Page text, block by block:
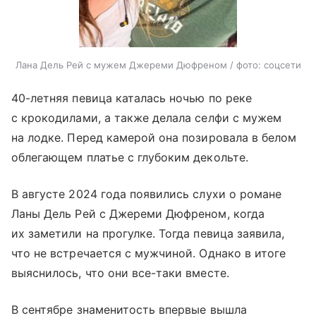
Лана Дель Рей с мужем Джереми Дюфреном / фото: соцсети
40-летняя певица каталась ночью по реке
с крокодилами, а также делала селфи с мужем
на лодке. Перед камерой она позировала в белом
облегающем платье с глубоким декольте.
В августе 2024 года появились слухи о романе
Ланы Дель Рей с Джереми Дюфреном, когда
их заметили на прогулке. Тогда певица заявила,
что не встречается с мужчиной. Однако в итоге
выяснилось, что они все-таки вместе.
В сентябре знаменитость впервые вышла